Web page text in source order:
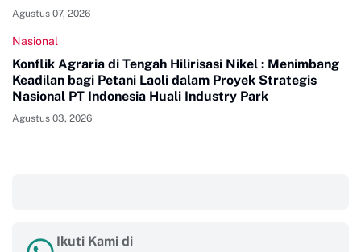
Agustus 07, 2026
Nasional
Konflik Agraria di Tengah Hilirisasi Nikel : Menimbang
Keadilan bagi Petani Laoli dalam Proyek Strategis
Nasional PT Indonesia Huali Industry Park
Agustus 03, 2026
Ikuti Kami di